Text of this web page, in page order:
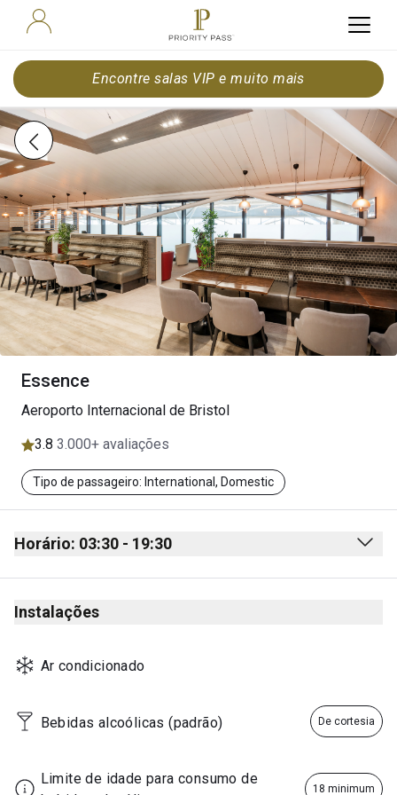
Encontre salas VIP e muito mais
Essence
Aeroporto Internacional de Bristol
3.8 3.000+ avaliações
Tipo de passageiro: International, Domestic
Horário: 03:30 - 19:30
Monday 03:30 - 19:30
Tuesday
Thursday
Friday 03:30 - 19:30
Sunday 03:30 - 19:30
Instalações
Ar condicionado
Bebidas alcoólicas (padrão) De cortesia
Limite de idade para consumo de
18 minimum